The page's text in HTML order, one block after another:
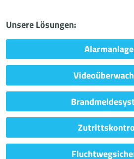
Unsere Lösungen: